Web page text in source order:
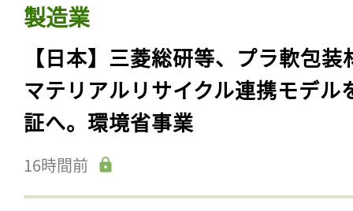
製造業
【日本】三菱総研等、プラ軟包装
マテリアルリサイクル連携モデル
証へ。環境省事業
16時間前